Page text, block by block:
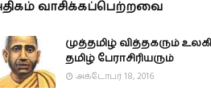
வாசிக்கப்பெற்றவை
முத்தமிழ் வித்தகரும்
தமிழ் பேராசிரியரும்
அக்டோபர் 18, 2016